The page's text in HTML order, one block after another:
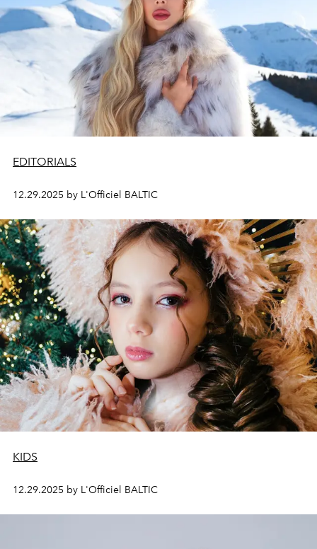
EDITORIALS
12.29.2025 by L'Officiel BALTIC
KIDS
12.29.2025 by L'Officiel BALTIC